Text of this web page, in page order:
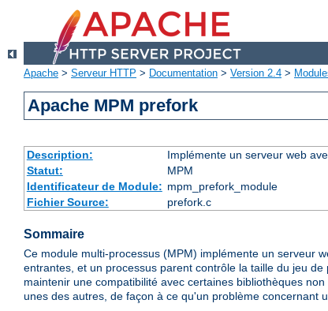
Apache > Serveur HTTP > Documentation > Version 2.4 >
Apache MPM prefork
Description:
Implémente un serveur web
Statut:
MPM
Identificateur de Module: mpm_prefork_module
Fichier Source:
prefork.c
Sommaire
Ce module multi-processus (MPM) implémente un serveur
entrantes, et un processus parent contrôle la taille du jeu
maintenir une compatibilité avec certaines bibliothèques
unes des autres, de façon à ce qu'un problème concernant